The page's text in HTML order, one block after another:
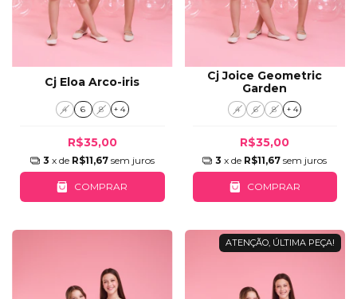
Cj Eloa Arco-iris
4 6 8 + 4
R$35,00
3 x de R$11,67 sem juros
COMPRAR
Cj Joice Geometric
Garden
4 6 8 + 4
R$35,00
3 x de R$11,67 sem juros
COMPRAR
ATENÇÃO, ÚLTIMA PEÇA!